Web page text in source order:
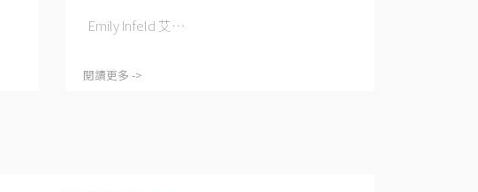
Emily Infeld 艾⋯
閱讀更多 ->